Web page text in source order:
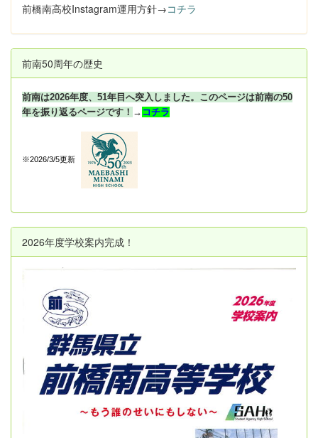
前橋南高校Instagram運用方針→コチラ
前南50周年の歴史
前南は2026年度、51年目へ突入しました。このページは前南の50
年を振り返るページです！ → コチラ
※2026/3/5更新
2026年度学校案内完成！